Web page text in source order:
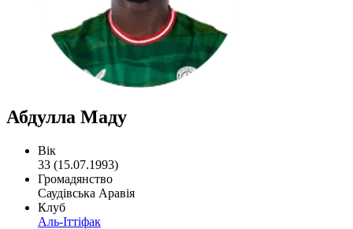
Абдулла Маду
Вік
33 (15.07.1993)
Громадянство
Саудівська Аравія
Клуб
Аль-Іттіфак